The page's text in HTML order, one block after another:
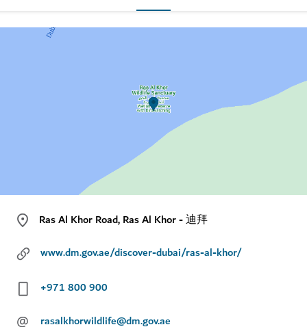
Ras Al Khor Road, Ras Al Khor - 迪拜
www.dm.gov.ae/discover-dubai/ras-al-khor/
+971 800 900
@ rasalkhorwildlife@dm.gov.ae